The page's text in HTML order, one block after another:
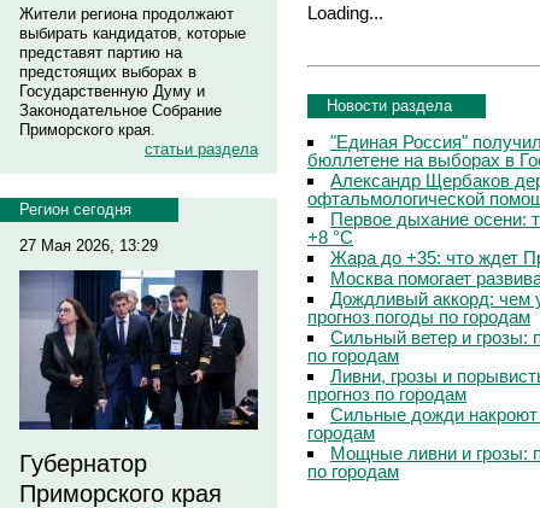
Жители региона продолжают
выбирать кандидатов, которые
представят партию на
предстоящих выборах в
Государственную Думу и
Законодательное Собрание
Приморского края.
статьи раздела
Регион сегодня
27 Мая 2026, 13:29
Губернатор
Приморского края
Loading...
Новости раздела
"Единая Россия"
бюллетене на выборах в
Александр Щербаков
офтальмологической
Первое дыхание осени:
+8 °C
Жара до +35: что ждет
Москва помогает
Дождливый аккорд: чем
прогноз погоды по городам
Сильный ветер и грозы:
по городам
Ливни, грозы и
прогноз по городам
Сильные дожди
городам
Мощные ливни и грозы:
по городам